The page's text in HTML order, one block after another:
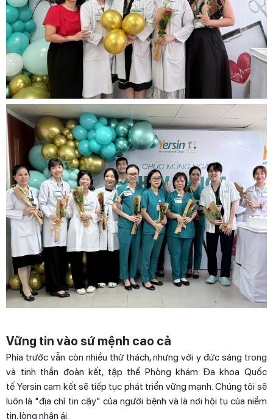
Vững tin vào sứ mệnh cao cả
Phía trước vẫn còn nhiều thử thách, nhưng với y đức sáng trong
và tinh thần đoàn kết, tập thể Phòng khám Đa khoa Quốc
tế Yersin cam kết sẽ tiếp tục phát triển vững mạnh. Chúng tôi sẽ
luôn là "địa chỉ tin cậy" của người bệnh và là nơi hội tụ của niềm
tin, lòng nhân ái.